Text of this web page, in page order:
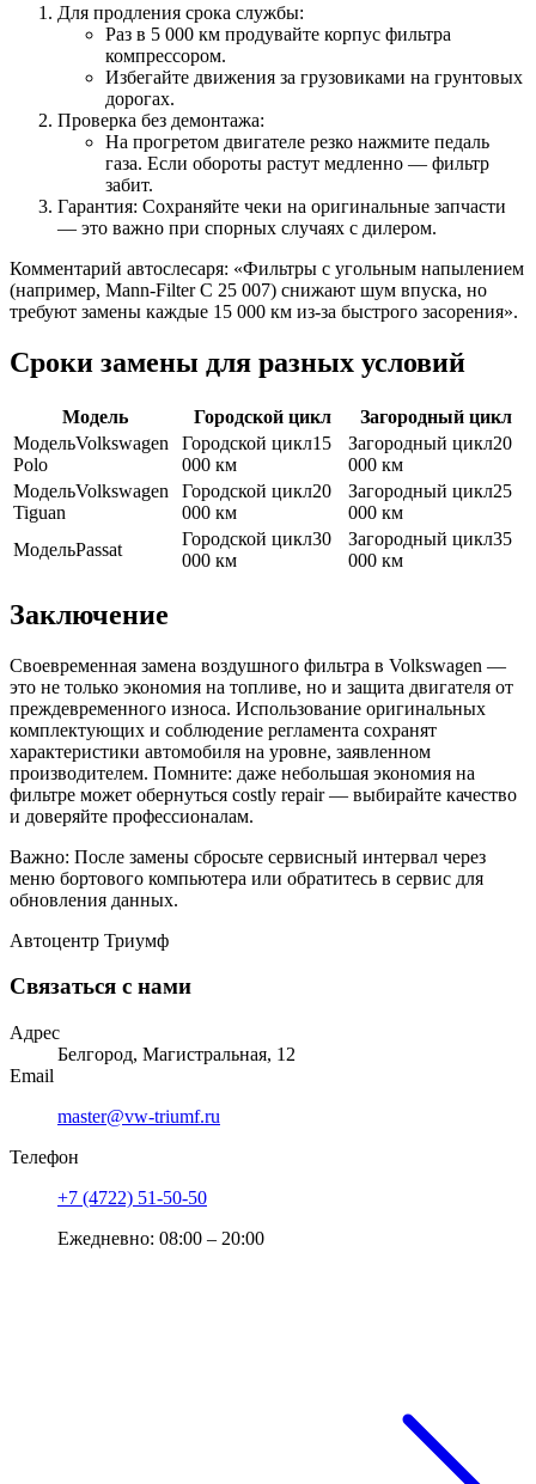
Для продления срока службы:
Раз в 5 000 км продувайте корпус фильтра
компрессором.
Избегайте движения за грузовиками на грунтовых
дорогах.
Проверка без демонтажа:
На прогретом двигателе резко нажмите педаль
газа. Если обороты растут медленно — фильтр
забит.
Гарантия: Сохраняйте чеки на оригинальные запчасти
— это важно при спорных случаях с дилером.
Комментарий автослесаря: «Фильтры с угольным напылением
(например, Mann-Filter C 25 007) снижают шум впуска, но
требуют замены каждые 15 000 км из-за быстрого засорения».
Сроки замены для разных условий
Модель Городской цикл
Загородный цикл
МодельVolkswagen
Polo
Городской цикл15
000 км
Загородный цикл20
000 км
МодельVolkswagen
Tiguan
Городской цикл20
000 км
Загородный цикл25
000 км
МодельPassat
Городской цикл30
000 км
Загородный цикл35
000 км
Заключение
Своевременная замена воздушного фильтра в Volkswagen —
это не только экономия на топливе, но и защита двигателя от
преждевременного износа. Использование оригинальных
комплектующих и соблюдение регламента сохранят
характеристики автомобиля на уровне, заявленном
производителем. Помните: даже небольшая экономия на
фильтре может обернуться costly repair — выбирайте качество
и доверяйте профессионалам.
Важно: После замены сбросьте сервисный интервал через
меню бортового компьютера или обратитесь в сервис для
обновления данных.
Автоцентр Триумф
Связаться с нами
Адрес
Белгород, Магистральная, 12
Email
master@vw-triumf.ru
Телефон
+7 (4722) 51-50-50
Ежедневно: 08:00 – 20:00